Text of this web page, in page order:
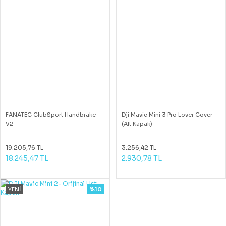
FANATEC ClubSport Handbrake
V2
19.205,76 TL
18.245,47 TL
Dji Mavic Mini 3 Pro Lover Cover
(Alt Kapak)
3.256,42 TL
2.930,78 TL
YENİ %10